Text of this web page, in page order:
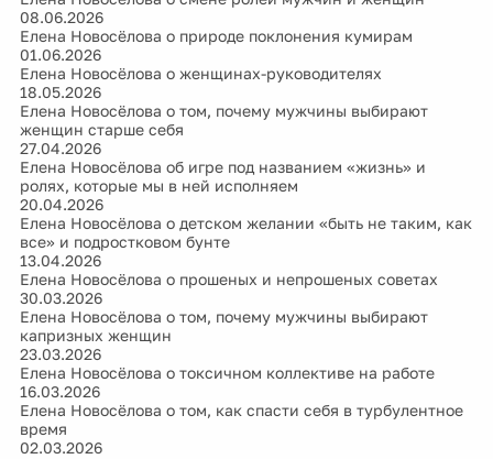
08.06.2026
Елена Новосёлова о природе поклонения кумирам
01.06.2026
Елена Новосёлова о женщинах-руководителях
18.05.2026
Елена Новосёлова о том, почему мужчины выбирают
женщин старше себя
27.04.2026
Елена Новосёлова об игре под названием «жизнь» и
ролях, которые мы в ней исполняем
20.04.2026
Елена Новосёлова о детском желании «быть не таким, как
все» и подростковом бунте
13.04.2026
Елена Новосёлова о прошеных и непрошеных советах
30.03.2026
Елена Новосёлова о том, почему мужчины выбирают
капризных женщин
23.03.2026
Елена Новосёлова о токсичном коллективе на работе
16.03.2026
Елена Новосёлова о том, как спасти себя в турбулентное
время
02.03.2026